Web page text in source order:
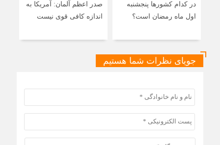
در کدام کشورها پنجشنبه
اول ماه رمضان است؟
صدر اعظم آلمان: آمریکا به
اندازه کافی قوی نیست
جویای نظرات شما هستیم